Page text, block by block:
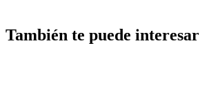
También te puede interesar